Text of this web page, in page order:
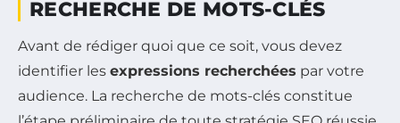
RECHERCHE DE MOTS-CLÉS
Avant de rédiger quoi que ce soit, vous devez
identifier les expressions recherchées par votre
audience. La recherche de mots-clés constitue